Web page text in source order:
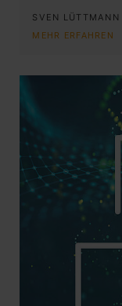
SVEN LÜTTMANN
MEHR ERFAHREN